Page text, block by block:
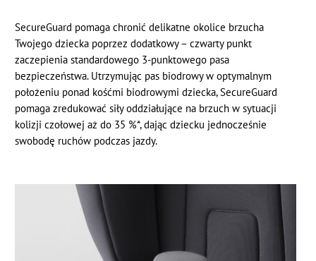
SecureGuard pomaga chronić delikatne okolice brzucha
Twojego dziecka poprzez dodatkowy – czwarty punkt
zaczepienia standardowego 3-punktowego pasa
bezpieczeństwa. Utrzymując pas biodrowy w optymalnym
położeniu ponad kośćmi biodrowymi dziecka, SecureGuard
pomaga zredukować siły oddziałujące na brzuch w sytuacji
kolizji czołowej aż do 35 %*, dając dziecku jednocześnie
swobodę ruchów podczas jazdy.